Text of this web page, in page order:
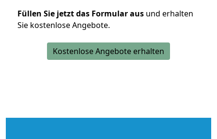
Füllen Sie jetzt das Formular aus und erhalten
Sie kostenlose Angebote.
Kostenlose Angebote erhalten